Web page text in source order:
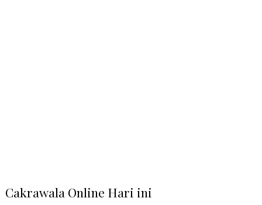
Cakrawala Online Hari ini